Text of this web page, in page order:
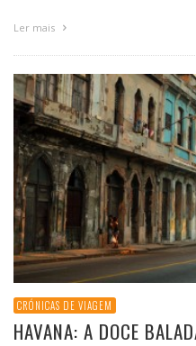
Ler mais
CRÓNICAS DE VIAGEM
HAVANA: A DOCE